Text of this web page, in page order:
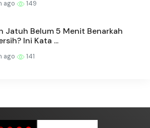
ago 149
Jatuh Belum 5 Menit Benarkah
Ini Kata ...
ago 141